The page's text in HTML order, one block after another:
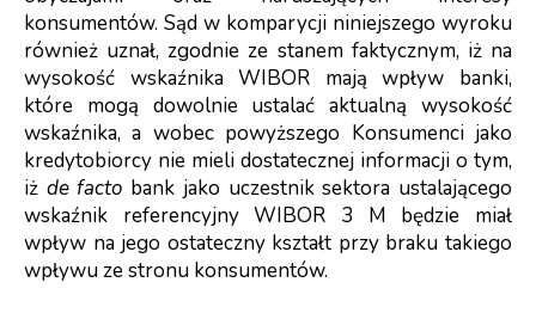
konsumentów. Sąd w komparycji niniejszego wyroku
również uznał, zgodnie ze stanem faktycznym, iż na
wysokość wskaźnika WIBOR mają wpływ banki,
które mogą dowolnie ustalać aktualną wysokość
wskaźnika, a wobec powyższego Konsumenci jako
kredytobiorcy nie mieli dostatecznej informacji o tym,
iż de facto bank jako uczestnik sektora ustalającego
wskaźnik referencyjny WIBOR 3 M będzie miał
wpływ na jego ostateczny kształt przy braku takiego
wpływu ze stronu konsumentów.